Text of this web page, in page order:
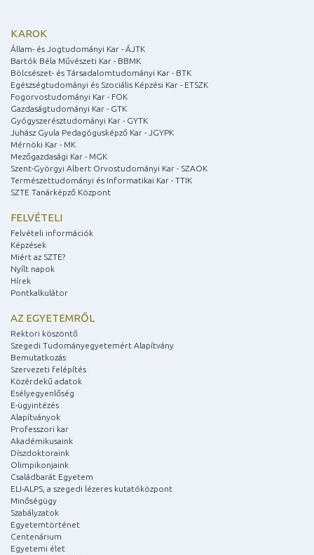
KAROK
Állam- és Jogtudományi Kar - ÁJTK
Bartók Béla Művészeti Kar - BBMK
Bölcsészet- és Társadalomtudományi Kar - BTK
Egészségtudományi és Szociális Képzési Kar - ETSZK
Fogorvostudományi Kar - FOK
Gazdaságtudományi Kar - GTK
Gyógyszerésztudományi Kar - GYTK
Juhász Gyula Pedagógusképző Kar - JGYPK
Mérnöki Kar - MK
Mezőgazdasági Kar - MGK
Szent-Györgyi Albert Orvostudományi Kar - SZAOK
Természettudományi és Informatikai Kar - TTIK
SZTE Tanárképző Központ
FELVÉTELI
Felvételi információk
Képzések
Miért az SZTE?
Nyílt napok
Hírek
Pontkalkulátor
AZ EGYETEMRŐL
Rektori köszöntő
Szegedi Tudományegyetemért Alapítvány
Bemutatkozás
Szervezeti felépítés
Közérdekű adatok
Esélyegyenlőség
E-ügyintézés
Alapítványok
Professzori kar
Akadémikusaink
Díszdoktoraink
Olimpikonjaink
Családbarát Egyetem
ELI-ALPS, a szegedi lézeres kutatóközpont
Minőségügy
Szabályzatok
Egyetemtörténet
Centenárium
Egyetemi élet